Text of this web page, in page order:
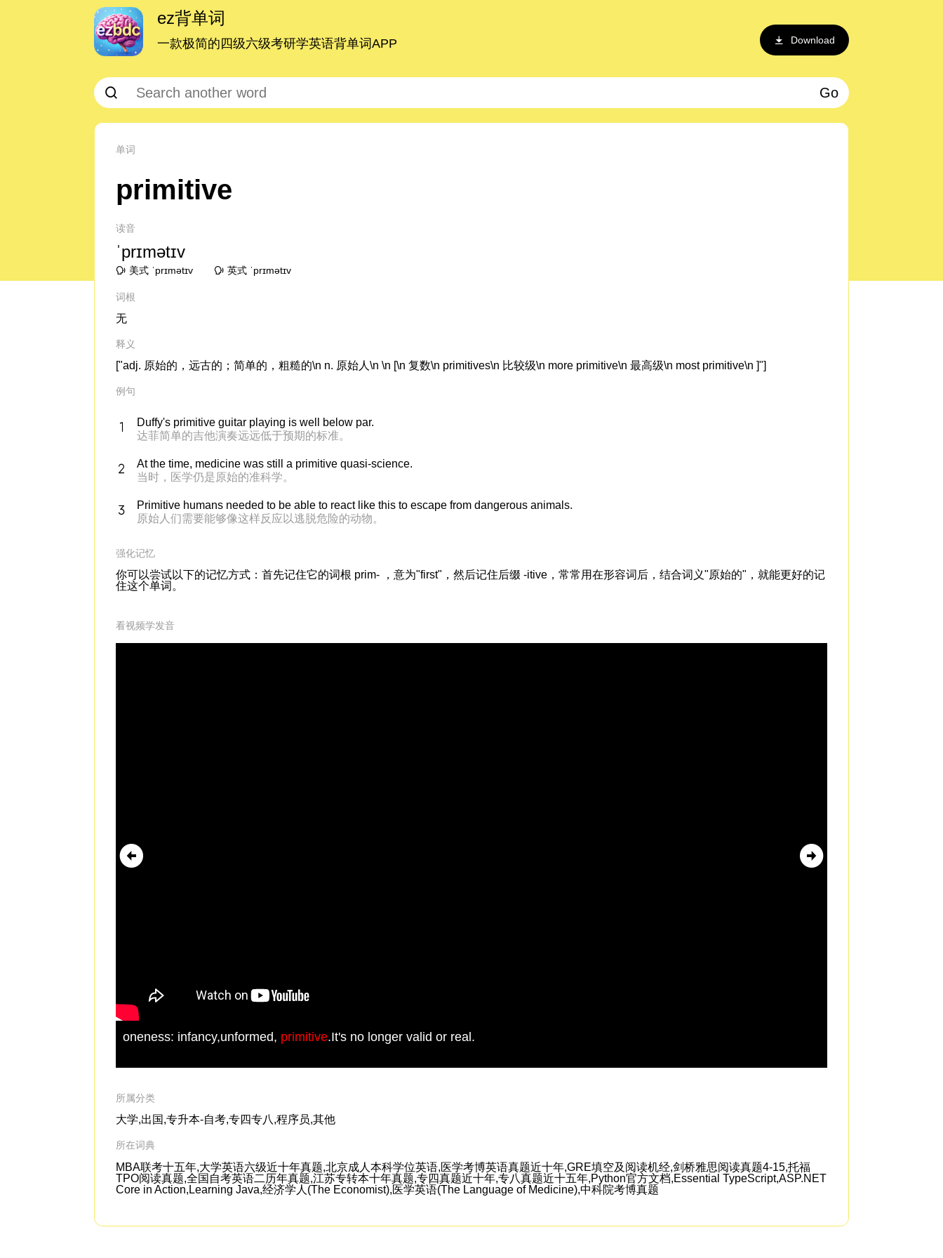
ez背单词
一款极简的四级六级考研学英语背单词APP Download
Go
单词
primitive
读音
ˈprɪmətɪv
美式 ˈprɪmətɪv 英式 ˈprɪmətɪv
词根
无
释义
["adj. 原始的，远古的；简单的，粗糙的\n n. 原始人\n \n [\n 复数\n primitives\n 比较级\n more primitive\n 最高级\n most primitive\n ]"]
例句
Duffy's primitive guitar playing is well below par.
达菲简单的吉他演奏远远低于预期的标准。
At the time, medicine was still a primitive quasi-science.
当时，医学仍是原始的准科学。
Primitive humans needed to be able to react like this to escape from dangerous animals.
原始人们需要能够像这样反应以逃脱危险的动物。
强化记忆
你可以尝试以下的记忆方式：首先记住它的词根 prim- ，意为"first"，然后记住后缀 -itive，常常用在形容词后，结合词义"原始的"，就能更好的记
住这个单词。
看视频学发音
oneness: infancy,unformed, primitive.It's no longer valid or real.
所属分类
大学,出国,专升本-自考,专四专八,程序员,其他
所在词典
MBA联考十五年,大学英语六级近十年真题,北京成人本科学位英语,医学考博英语真题近十年,GRE填空及阅读机经,剑桥雅思阅读真题4-15,托福
TPO阅读真题,全国自考英语二历年真题,江苏专转本十年真题,专四真题近十年,专八真题近十五年,Python官方文档,Essential TypeScript,ASP.NET
Core in Action,Learning Java,经济学人(The Economist),医学英语(The Language of Medicine),中科院考博真题